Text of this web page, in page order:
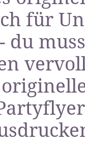
für
du